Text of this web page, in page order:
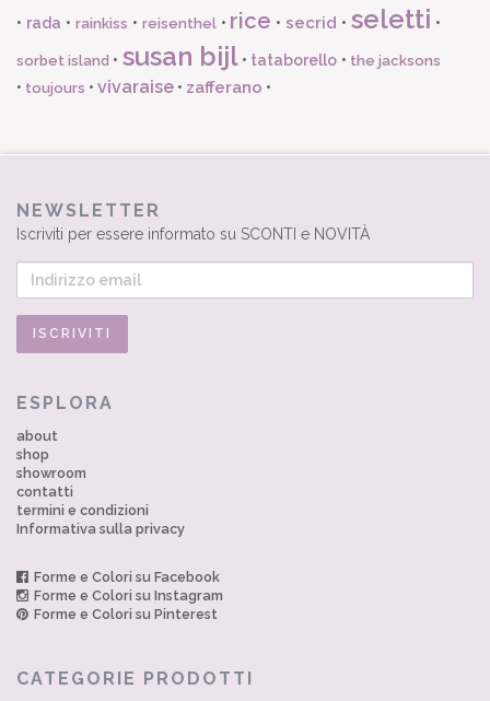
• rada • rainkiss • reisenthel• rice •secrid •seletti •
sorbet island • susan bijl• tataborello • the jacksons
• toujours • vivaraise • zafferano •
NEWSLETTER
Iscriviti per essere informato su SCONTI e NOVITÀ
ESPLORA
about
shop
showroom
contatti
termini e condizioni
Informativa sulla privacy
Forme e Colori su Facebook
Forme e Colori su Instagram
Forme e Colori su Pinterest
CATEGORIE PRODOTTI